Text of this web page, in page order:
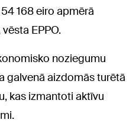
168 eiro apmērā
EPPO.
noziegumu
galvenā aizdomās turētā
kas izmantoti aktīvu